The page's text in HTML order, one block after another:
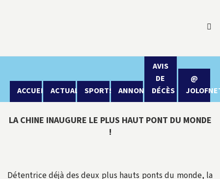
ACCUEIL ACTUALITÉSPORTS ANNONCES
AVIS
DE
DÉCÈS
@
LA CHINE INAUGURE LE PLUS HAUT PONT DU MONDE
!
Détentrice déjà des deux plus hauts ponts du monde, la